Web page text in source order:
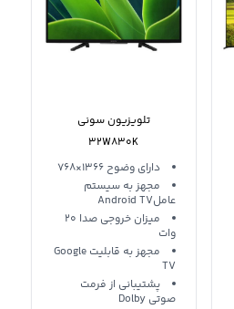
تلویزیون سونی
32W830K
دارای وضوح 1366×768
مجهز به سیستم
عاملAndroid TV
میزان خروجی صدا 20
وات
مجهز به قابلیت Google
TV
پشتیبانی از فرمت
صوتی Dolby